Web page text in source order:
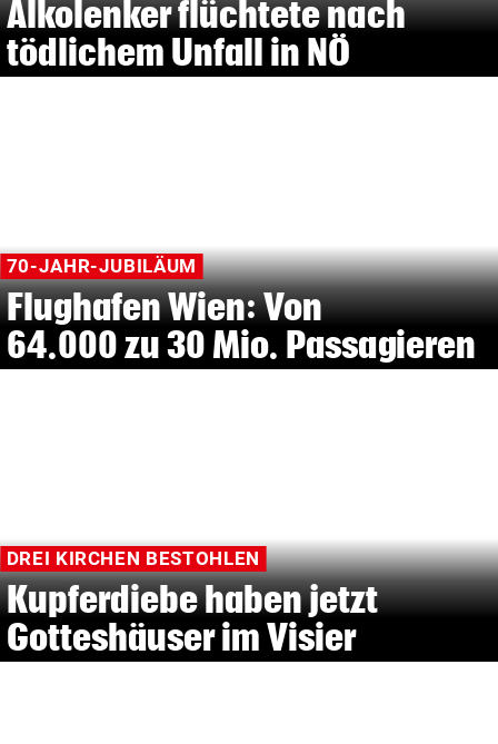
Alkolenker flüchtete nach
tödlichem Unfall in NÖ
70-JAHR-JUBILÄUM
Flughafen Wien: Von
64.000 zu 30 Mio. Passagieren
DREI KIRCHEN BESTOHLEN
Kupferdiebe haben jetzt
Gotteshäuser im Visier